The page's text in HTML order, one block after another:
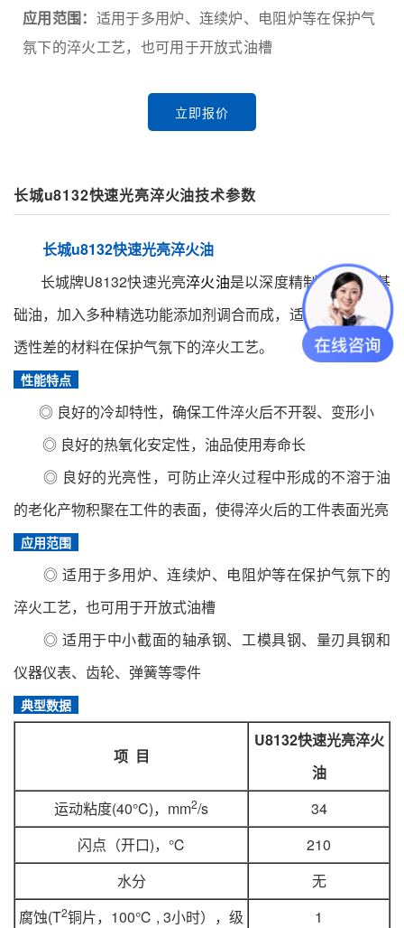
应用范围： 适用于多用炉、连续炉、电阻炉等在保护气
氛下的淬火工艺，也可用于开放式油槽
立即报价
长城u8132快速光亮淬火油技术参数
长城u8132快速光亮淬火油
长城牌U8132快速光亮淬火油是以深度精制矿物油为基
础油，加入多种精选功能添加剂调合而成，适用于中型及淬
透性差的材料在保护气氛下的淬火工艺。
性能特点
◎ 良好的冷却特性，确保工件淬火后不开裂、变形小
◎ 良好的热氧化安定性，油品使用寿命长
◎ 良好的光亮性，可防止淬火过程中形成的不溶于油
的老化产物积聚在工件的表面，使得淬火后的工件表面光亮
应用范围
◎ 适用于多用炉、连续炉、电阻炉等在保护气氛下的
淬火工艺，也可用于开放式油槽
◎ 适用于中小截面的轴承钢、工模具钢、量刃具钢和
仪器仪表、齿轮、弹簧等零件
典型数据
项 目
U8132快速光亮淬火
油
运动粘度(40°C)，mm2/s
34
闪点（开口)，℃
210
水分
无
腐蚀(T2铜片，100℃ , 3小时），级
1